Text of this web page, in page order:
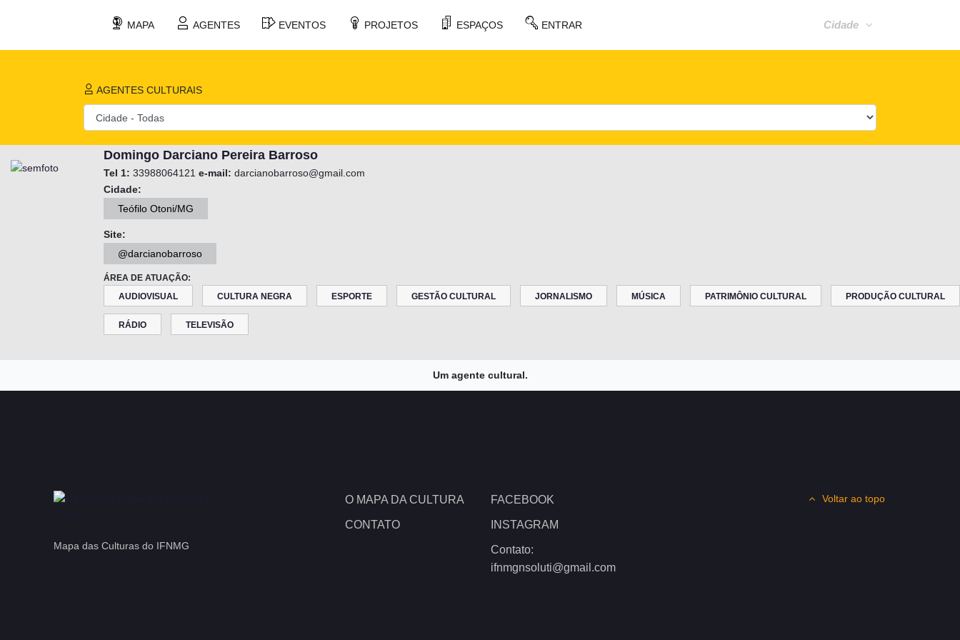
Cidade
MAPA AGENTES EVENTOS PROJETOS ESPAÇOS ENTRAR
AGENTES CULTURAIS
Domingo Darciano Pereira Barroso
Tel 1: 33988064121 e-mail: darcianobarroso@gmail.com
Cidade:
Teófilo Otoni/MG
Site:
@darcianobarroso
ÁREA DE ATUAÇÃO:
AUDIOVISUAL
CULTURA NEGRA ESPORTE GESTÃO CULTURAL JORNALISMO MÚSICA PATRIMÔNIO CULTURAL PRODUÇÃO CULTURAL
RÁDIO TELEVISÃO
Um agente cultural.
Mapa das Culturas do IFNMG
O MAPA DA CULTURA
CONTATO
FACEBOOK
INSTAGRAM
Contato:
ifnmgnsoluti@gmail.com
Voltar ao topo